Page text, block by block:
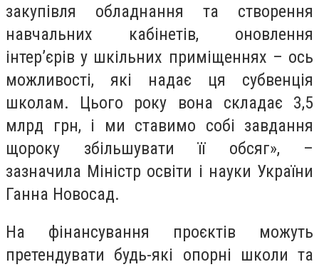
закупівля обладнання та створення
навчальних кабінетів, оновлення
інтер’єрів у шкільних приміщеннях – ось
можливості, які надає ця субвенція
школам. Цього року вона складає 3,5
млрд грн, і ми ставимо собі завдання
щороку збільшувати її обсяг», –
зазначила Міністр освіти і науки України
Ганна Новосад.
На фінансування проєктів можуть
претендувати будь-які опорні школи та